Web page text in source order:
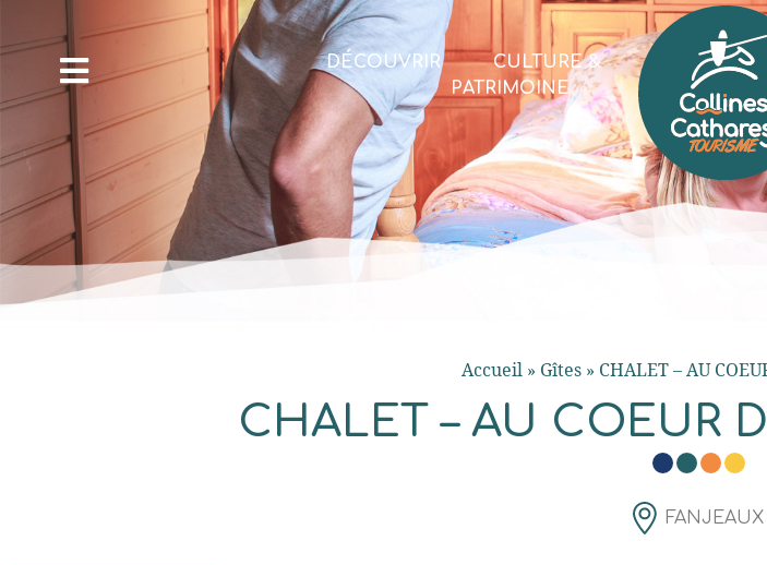
DÉCOUVRIR
CULTURE &
PATRIMOINE
Accueil » Gîtes » CHALET – AU
CHALET – AU COEUR
FANJEAUX